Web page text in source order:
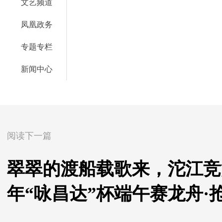
文艺频道
凤凰政务
专题专栏
新闻中心
阅读下一篇
翠翠的渡船载歌来，沱江
年“咏昌达”杯端午赛龙舟·